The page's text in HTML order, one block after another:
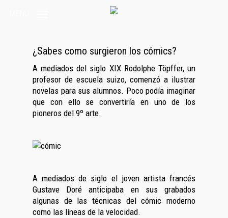
¿Sabes como surgieron los cómics?
A mediados del siglo XIX Rodolphe Töpffer, un
profesor de escuela suizo, comenzó a ilustrar
novelas para sus alumnos. Poco podía imaginar
que con ello se convertiría en uno de los
pioneros del 9º arte.
A mediados de siglo el joven artista francés
Gustave Doré anticipaba en sus grabados
algunas de las técnicas del cómic moderno
como las líneas de la velocidad.